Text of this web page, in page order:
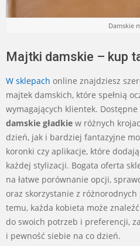
Damskie
Majtki damskie – kup
W sklepach online znajdziesz
majtek damskich, które spełnią
wymagających klientek.
damskie gładkie w różnych
dzień, jak i bardziej fantazyjne
koronki czy aplikacje, które
każdej stylizacji. Bogata oferta
na łatwe porównanie opcji,
oraz skorzystanie z
temu, każda kobieta może
do swoich potrzeb i preferencji,
i pewność siebie na co dzień.